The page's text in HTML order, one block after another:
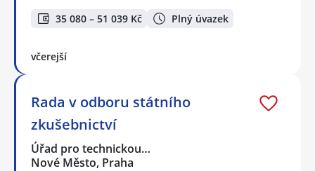
35 080 – 51 039 Kč Plný úvazek
včerejší
Rada v odboru státního
zkušebnictví
Úřad pro technickou…
Nové Město, Praha